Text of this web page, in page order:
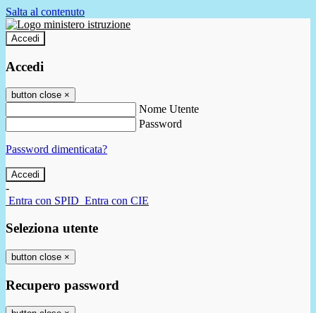
Salta al contenuto
Accedi
Accedi
button close ×
Nome Utente
Password
Password dimenticata?
-
Entra con SPID Entra con CIE
Seleziona utente
button close ×
Recupero password